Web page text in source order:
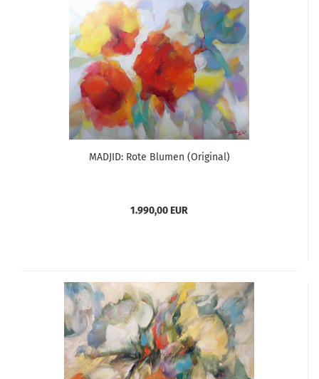
MADJID: Rote Blumen (Original)
1.990,00 EUR